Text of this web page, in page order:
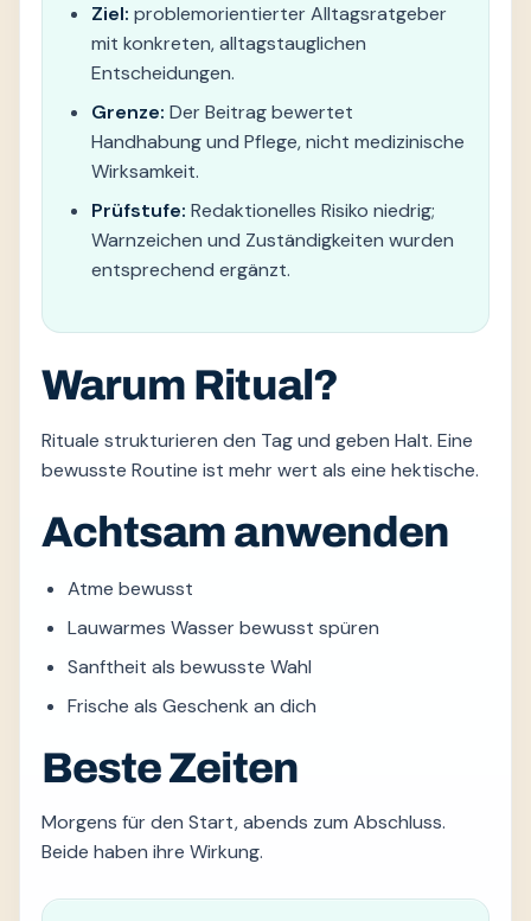
Ziel: problemorientierter Alltagsratgeber
mit konkreten, alltagstauglichen
Entscheidungen.
Grenze: Der Beitrag bewertet
Handhabung und Pflege, nicht medizinische
Wirksamkeit.
Prüfstufe: Redaktionelles Risiko niedrig;
Warnzeichen und Zuständigkeiten wurden
entsprechend ergänzt.
Warum Ritual?
Rituale strukturieren den Tag und geben Halt. Eine
bewusste Routine ist mehr wert als eine hektische.
Achtsam anwenden
Atme bewusst
Lauwarmes Wasser bewusst spüren
Sanftheit als bewusste Wahl
Frische als Geschenk an dich
Beste Zeiten
Morgens für den Start, abends zum Abschluss.
Beide haben ihre Wirkung.